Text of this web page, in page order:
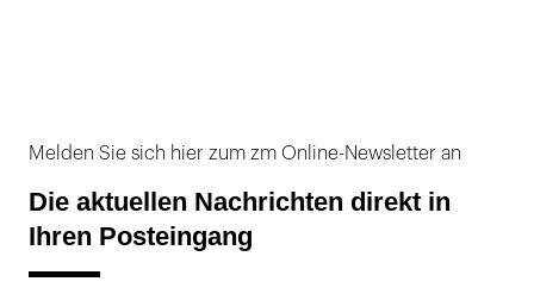
Melden Sie sich hier zum zm Online-Newsletter an
Die aktuellen Nachrichten direkt in
Ihren Posteingang